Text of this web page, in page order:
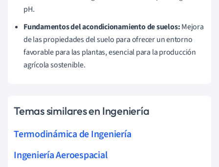
pH.
Fundamentos del acondicionamiento de suelos:Mejora
de las propiedades del suelo para ofrecer un entorno
favorable para las plantas, esencial para la producción
agrícola sostenible.
Temas similares en Ingeniería
Termodinámica de Ingeniería
Ingeniería Aeroespacial